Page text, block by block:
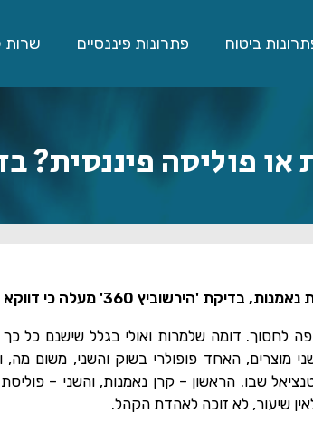
ביטוח פתרונות פיננסיים שרות
או פוליסה פיננסית?
למרות הפופולריות הרבה של השקעות בקרנות נאמנות,
לחסוך. דומה שלמרות ואולי בגלל שישנם כל
האחד פופולרי בשוק והשני, משום מה,
שבו. הראשון – קרן נאמנות, והשני –
שיעור, לא זוכה לאהדת הקהל.